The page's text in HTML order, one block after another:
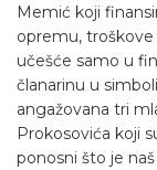
Memić koji
opremu,
učešće samo u
članarinu u
angažovana tri
Prokosovića koji
ponosni što je